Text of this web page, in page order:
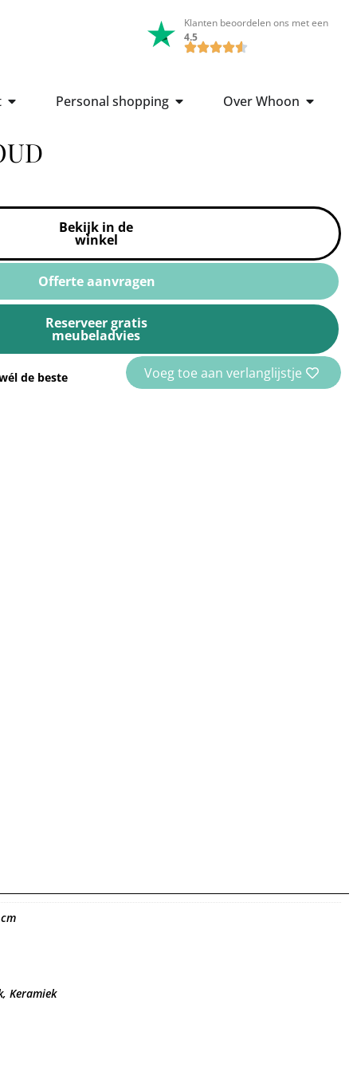
Klanten beoordelen ons met een
4.5
Personal shopping Over Whoon
Bekijk in de
winkel
Offerte aanvragen
Reserveer gratis
meubeladvies
de beste
Voeg toe aan verlanglijstje
Keramiek